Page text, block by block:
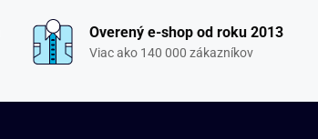
Overený e-shop od roku 2013
Viac ako 140 000 zákazníkov